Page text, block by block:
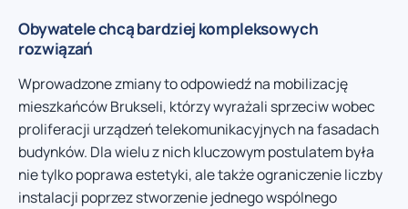
Obywatele chcą bardziej kompleksowych
rozwiązań
Wprowadzone zmiany to odpowiedź na mobilizację
mieszkańców Brukseli, którzy wyrażali sprzeciw wobec
proliferacji urządzeń telekomunikacyjnych na fasadach
budynków. Dla wielu z nich kluczowym postulatem była
nie tylko poprawa estetyki, ale także ograniczenie liczby
instalacji poprzez stworzenie jednego wspólnego